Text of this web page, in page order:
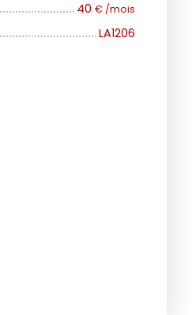
40 € /mois
LA1206